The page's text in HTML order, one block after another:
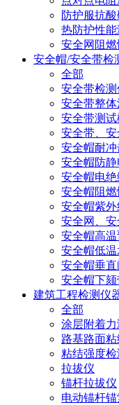
防护服抗
热防护性能
安全网阻
安全帽/安全带检
全部
安全带检测
安全带整
安全带测试
安全带、
安全帽耐
安全帽防
安全帽电
安全帽阻
安全帽紫
安全网、
安全帽高
安全帽低
安全帽垂
安全帽下
建筑工程检测仪
全部
涂层附着力
路基路面
粘结强度检
拉拔仪
锚杆拉拔仪
电动锚杆